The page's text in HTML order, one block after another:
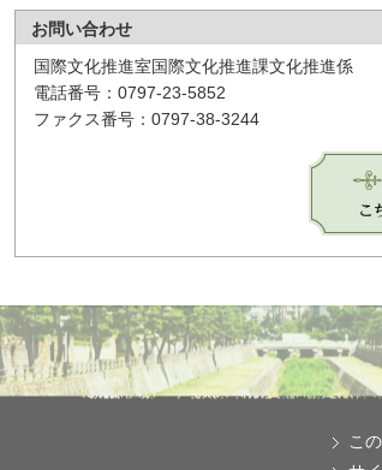
お問い合わせ
国際文化推進室国際文化推進課文化推進係
電話番号：0797-23-5852
ファクス番号：0797-38-3244
こ